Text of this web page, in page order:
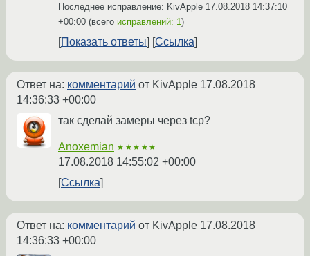
Последнее исправление: KivApple 17.08.2018 14:37:10
+00:00 (всего исправлений: 1)
Показать ответы Ссылка
Ответ на: комментарий от KivApple 17.08.2018
14:36:33 +00:00
так сделай замеры через tcp?
Anoxemian ★★★★★
17.08.2018 14:55:02 +00:00
Ссылка
Ответ на: комментарий от KivApple 17.08.2018
14:36:33 +00:00